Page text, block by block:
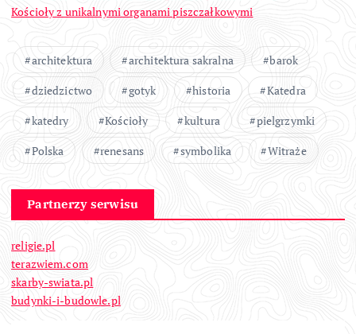
Kościoły z unikalnymi organami piszczałkowymi
architektura architektura sakralna
barok
dziedzictwo
gotyk historia
Katedra
katedry
Kościoły kultura
pielgrzymki
Polska
renesans symbolika Witraże
Partnerzy serwisu
religie.pl
terazwiem.com
skarby-swiata.pl
budynki-i-budowle.pl